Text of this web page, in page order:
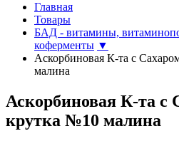
Главная
Товары
БАД - витамины,
коферменты ▼
Аскорбиновая К-та с
малина
Аскорбиновая К-та с
крутка №10 малина